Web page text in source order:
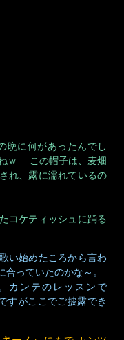
に何があったんでし
ｗ この帽子は、麦畑
れ、露に濡れているの
コケティッシュに踊る
い始めたころから言わ
っていたのかな～。
カンテのレッスンで
すがここでご披露でき